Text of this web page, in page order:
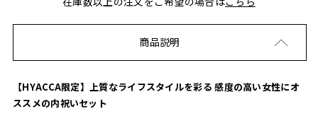
商品説明
【HYACCA限定】上質なライフスタイルを彩る 感度の高い女性にオ
ススメの内祝いセット